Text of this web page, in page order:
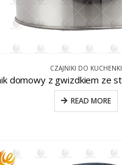
CZAJNIKI DO KUCHENKI
READ MORE